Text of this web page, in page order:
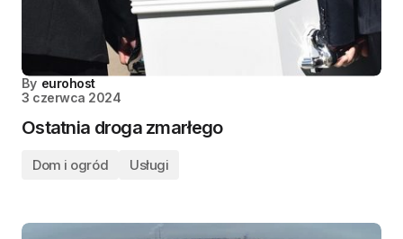
By eurohost
3 czerwca 2024
Ostatnia droga zmarłego
Dom i ogród Usługi